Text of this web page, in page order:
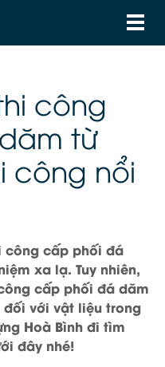
công
từ
công nổi
công cấp phối đá
xa lạ. Tuy nhiên,
cấp phối đá dăm
đối với vật liệu trong
Hoà Bình đi tìm
đây nhé!